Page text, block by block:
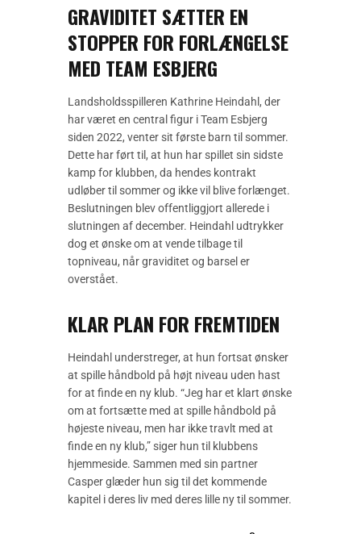
GRAVIDITET SÆTTER EN
STOPPER FOR FORLÆNGELSE
MED TEAM ESBJERG
Landsholdsspilleren Kathrine Heindahl, der
har været en central figur i Team Esbjerg
siden 2022, venter sit første barn til sommer.
Dette har ført til, at hun har spillet sin sidste
kamp for klubben, da hendes kontrakt
udløber til sommer og ikke vil blive forlænget.
Beslutningen blev offentliggjort allerede i
slutningen af december. Heindahl udtrykker
dog et ønske om at vende tilbage til
topniveau, når graviditet og barsel er
overstået.
KLAR PLAN FOR FREMTIDEN
Heindahl understreger, at hun fortsat ønsker
at spille håndbold på højt niveau uden hast
for at finde en ny klub. “Jeg har et klart ønske
om at fortsætte med at spille håndbold på
højeste niveau, men har ikke travlt med at
finde en ny klub,” siger hun til klubbens
hjemmeside. Sammen med sin partner
Casper glæder hun sig til det kommende
kapitel i deres liv med deres lille ny til sommer.